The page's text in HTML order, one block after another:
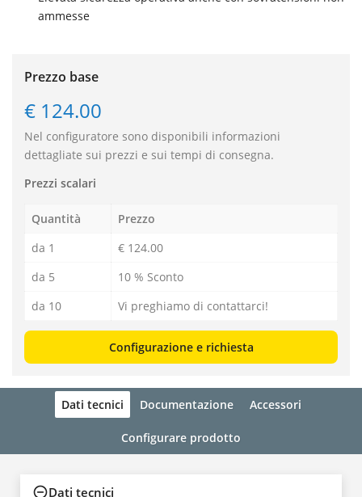
ammesse
Prezzo base
€ 124.00
Nel configuratore sono disponibili informazioni
dettagliate sui prezzi e sui tempi di consegna.
Prezzi scalari
Quantità
Prezzo
da 1
€ 124.00
da 5
10 % Sconto
da 10
Vi preghiamo di contattarci!
Configurazione e richiesta
Dati tecnici Documentazione Accessori
Configurare prodotto
Dati tecnici